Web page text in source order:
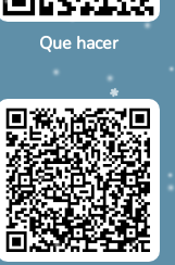
Que hacer